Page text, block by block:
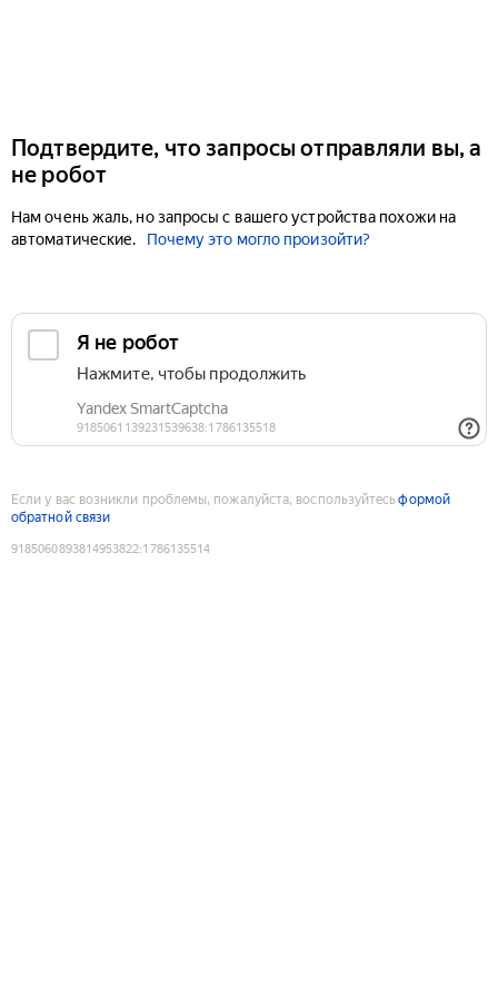
Подтвердите, что запросы отправляли вы, а
не робот
Нам очень жаль, но запросы с вашего устройства похожи на
автоматические.
Почему это могло произойти?
Если у вас возникли проблемы, пожалуйста, воспользуйтесьформой
обратной связи
9185060893814953822:1786135514